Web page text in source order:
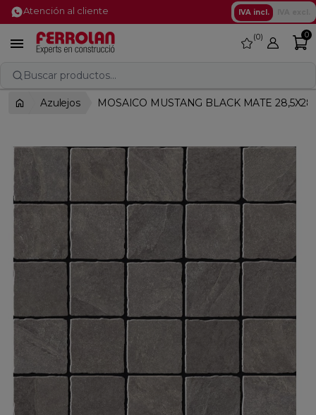
Atención al cliente IVA incl.
 favorite
0 0
Buscar productos...
Azulejos MOSAICO MUSTANG BLACK MATE